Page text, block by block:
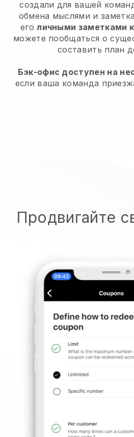
создали для вашей
обмена мыслями и
еголичными заметками
можете пообщаться о
составить план
Бэк-офис доступен на
если ваша команда
Продвигайте